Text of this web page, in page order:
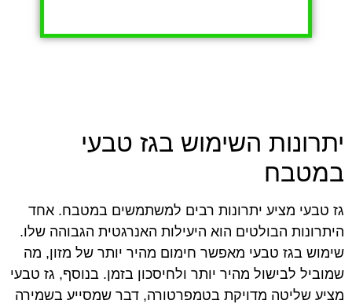
יתרונות השימוש בגז טבעי
במטבח
גז טבעי מציע יתרונות רבים למשתמשים במטבח. אחד
היתרונות הבולטים הוא היעילות האנרגטית הגבוהה שלו.
שימוש בגז טבעי מאפשר חימום מהיר יותר של מזון, מה
שמוביל לבישול מהיר יותר ולחיסכון בזמן. בנוסף, גז טבעי
מציע שליטה מדויקת בטמפרטורה, דבר שמסייע בשמירה